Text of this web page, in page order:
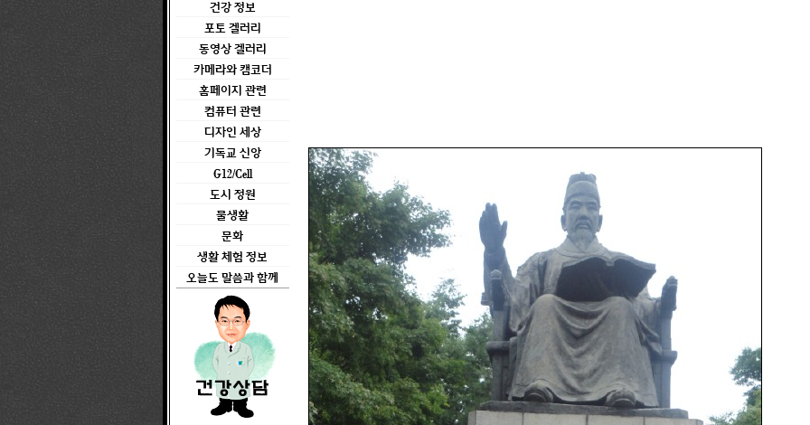
건강 정보
포토 겔러리
동영상 겔러리
카메라와 캠코더
홈페이지 관련
컴퓨터 관련
디자인 세상
기독교 신앙
G12/Cell
도시 정원
물생활
문화
생활 체험 정보
오늘도 말씀과 함께